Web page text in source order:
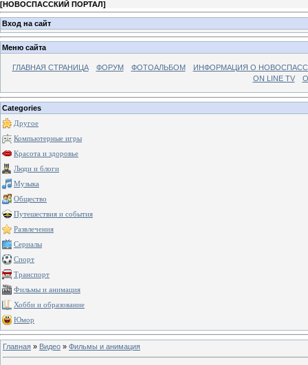
[НОВОСПАССКИЙ ПОРТАЛ]
Вход на сайт
Меню сайта
ГЛАВНАЯ СТРАНИЦА ФОРУМ ФОТОАЛЬБОМ
ИНФОРМАЦИЯ О
ON LINE TV
Categories
Другое
Компьютерные игры
Красота и здоровье
Люди и блоги
Музыка
Общество
Путешествия и события
Развлечения
Сериалы
Спорт
Транспорт
Фильмы и анимация
Хобби и образование
Юмор
Главная » Видео » Фильмы и анимация